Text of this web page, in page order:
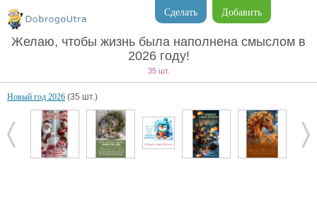
Добавить
Сделать
Желаю, чтобы жизнь была наполнена смыслом в
2026 году!
35 шт.
Новый год 2026 (35 шт.)